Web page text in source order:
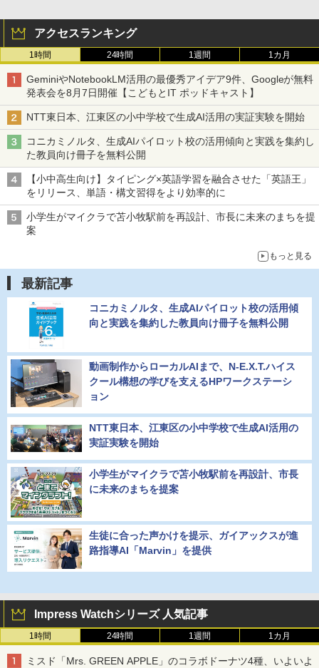
アクセスランキング
1時間 24時間 1週間 1カ月
GeminiやNotebookLM活用の最優秀アイデア9件、Googleが無料
発表会を8月7日開催【こどもとIT ポッドキャスト】
NTT東日本、江東区の小中学校で生成AI活用の実証実験を開始
コニカミノルタ、生成AIパイロット校の活用傾向と実践を集約し
た教員向け冊子を無料公開
【小中高生向け】タイピング×英語学習を融合させた「英語王」
をリリース、単語・構文習得をより効率的に
小学生がマイクラで苫小牧駅前を再設計、市長に未来のまちを提
案
もっと見る
最新記事
コニカミノルタ、生成AIパイロット校の活用傾
向と実践を集約した教員向け冊子を無料公開
動画制作からローカルAIまで、N-E.X.T.ハイス
クール構想の学びを支えるHPワークステーシ
ョン
NTT東日本、江東区の小中学校で生成AI活用の
実証実験を開始
小学生がマイクラで苫小牧駅前を再設計、市長
に未来のまちを提案
生徒に合った声かけを提示、ガイアックスが進
路指導AI「Marvin」を提供
Impress Watchシリーズ 人気記事
1時間 24時間 1週間 1カ月
ミスド「Mrs. GREEN APPLE」のコラボドーナツ4種、いよいよ